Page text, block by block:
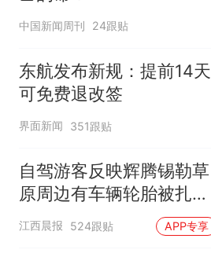
中国新闻周刊 24跟贴
东航发布新规：提前14天
可免费退改签
界面新闻 351跟贴
自驾游客反映辉腾锡勒草
原周边有车辆轮胎被扎，
修理店铺换胎价格高达千
元，官方发布情况通报
江西晨报 524跟贴 APP专享